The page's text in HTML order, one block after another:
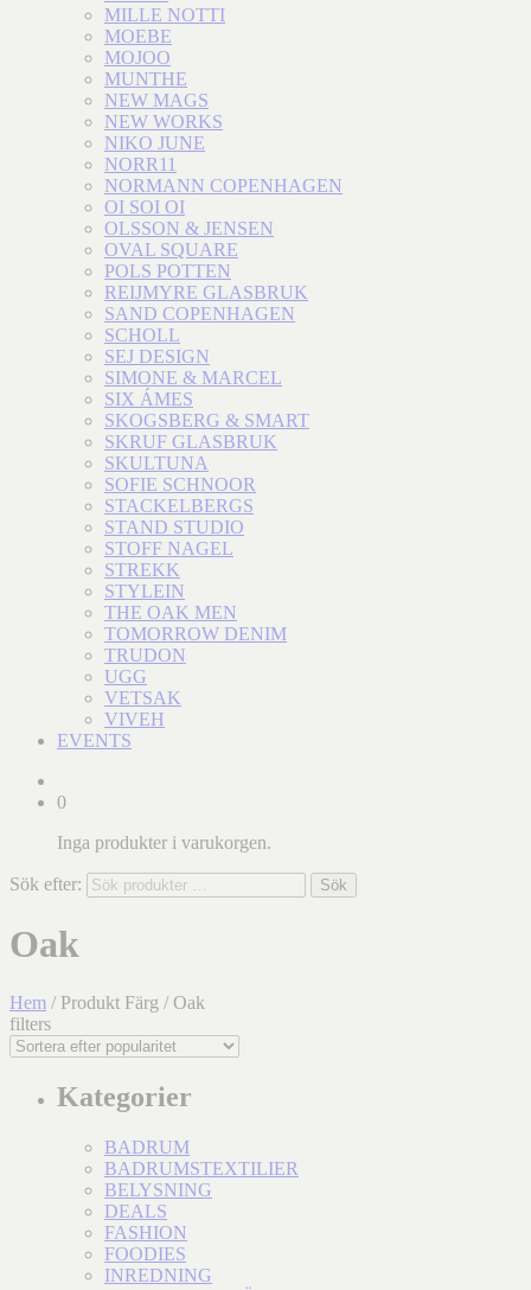
MILLE NOTTI
MOEBE
MOJOO
MUNTHE
NEW MAGS
NEW WORKS
NIKO JUNE
NORR11
NORMANN COPENHAGEN
OI SOI OI
OLSSON & JENSEN
OVAL SQUARE
POLS POTTEN
REIJMYRE GLASBRUK
SAND COPENHAGEN
SCHOLL
SEJ DESIGN
SIMONE & MARCEL
SIX ÁMES
SKOGSBERG & SMART
SKRUF GLASBRUK
SKULTUNA
SOFIE SCHNOOR
STACKELBERGS
STAND STUDIO
STOFF NAGEL
STREKK
STYLEIN
THE OAK MEN
TOMORROW DENIM
TRUDON
UGG
VETSAK
VIVEH
EVENTS
0
Inga produkter i varukorgen.
Sök efter: Sök
Oak
Hem / Produkt Färg / Oak
filters
Kategorier
BADRUM
BADRUMSTEXTILIER
BELYSNING
DEALS
FASHION
FOODIES
INREDNING